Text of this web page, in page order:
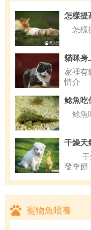
怎樣提
怎樣
家裡有
情介
鲶魚吃
鲶魚
干燥天
干燥
發季節
寵物魚喂養